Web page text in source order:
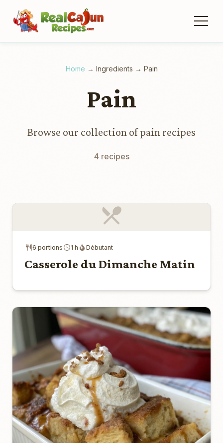
Home → Ingredients → Pain
Pain
Browse our collection of pain recipes
4 recipes
6 portions 1 h Débutant
Casserole du Dimanche Matin